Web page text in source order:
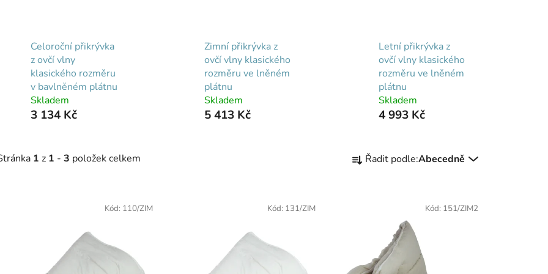
Celoroční přikrývka
z ovčí vlny
klasického rozměru
v bavlněném plátnu
Skladem
3 134 Kč
Zimní přikrývka z
ovčí vlny klasického
rozměru ve lněném
plátnu
Skladem
5 413 Kč
Letní přikrývka z
ovčí vlny klasického
rozměru ve lněném
plátnu
Skladem
4 993 Kč
1 z 1 - 3 položek celkem
a Řadit podle:Abecedně
Kód: 110/ZIM Kód: 131/ZIM Kód: 151/ZIM2